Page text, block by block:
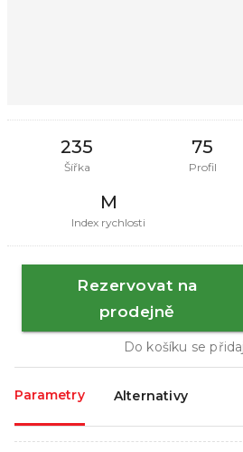
235
Šířka
75
Profil
M
Index rychlosti
Rezervovat na
prodejně
Do košíku se
Parametry Alternativy